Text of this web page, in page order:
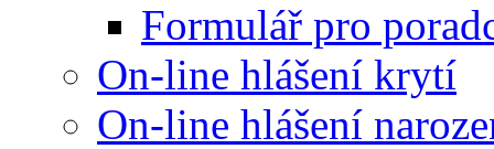
Formulář pro
On-line hlášení krytí
On-line hlášení